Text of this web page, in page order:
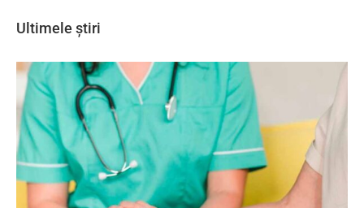
Ultimele știri